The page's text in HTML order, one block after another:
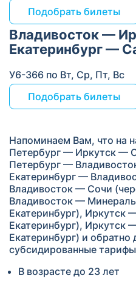
Подобрать билеты
Владивосток —
Екатеринбург —
У6-366 по Вт, Ср, Пт, Вс
Подобрать билеты
Напоминаем Вам, что на
Петербург — Иркутск —
Петербург —
Екатеринбург —
Владивосток — Сочи
Владивосток —
Екатеринбург), Иркутск
Екатеринбург), Иркутск
Екатеринбург) и обратно
субсидированные
В возрасте до 23 лет